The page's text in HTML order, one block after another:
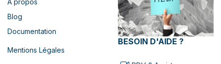
À propos
Blog
Documentation
Mentions Légales
BESOIN D'AIDE ?